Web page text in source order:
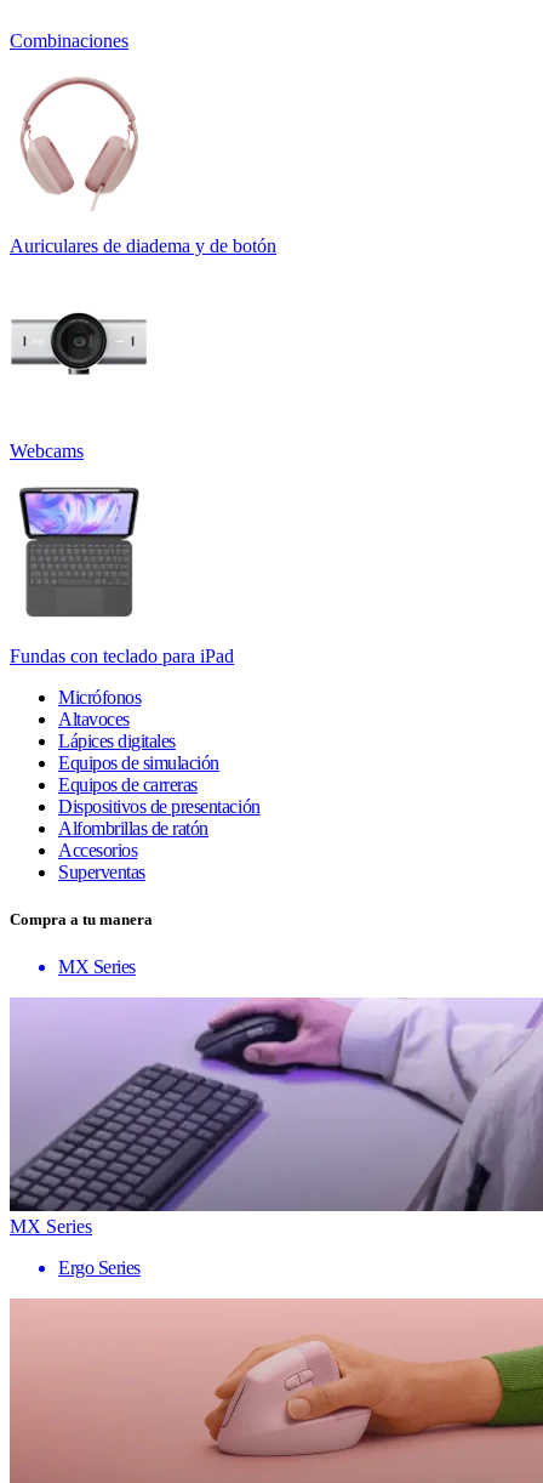
Combinaciones
Auriculares de diadema y de botón
Webcams
Fundas con teclado para iPad
Micrófonos
Altavoces
Lápices digitales
Equipos de simulación
Equipos de carreras
Dispositivos de presentación
Alfombrillas de ratón
Accesorios
Superventas
Compra a tu manera
MX Series
MX Series
Ergo Series